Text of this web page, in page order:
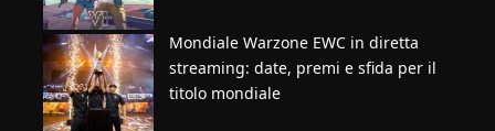
Mondiale Warzone EWC in diretta
streaming: date, premi e sfida per il
titolo mondiale